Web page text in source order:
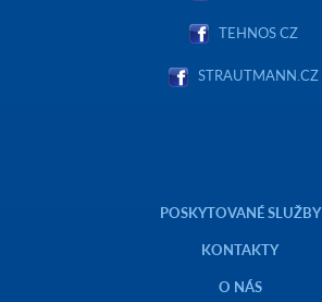
TEHNOS CZ
STRAUTMANN.CZ
POSKYTOVANÉ SLUŽBY
KONTAKTY
O NÁS